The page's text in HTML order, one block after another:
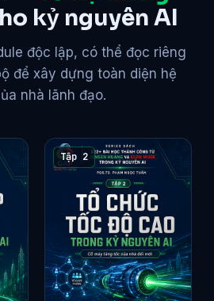
kỷ nguyên AI
độc lập, có thể đọc riêng
để xây dựng toàn diện hệ
nhà lãnh đạo.
Tập 2